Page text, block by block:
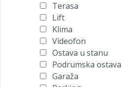
Terasa
Lift
Klima
Videofon
Ostava u stanu
Podrumska ostava
Garaža